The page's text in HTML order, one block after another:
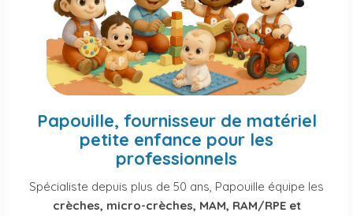
Papouille, fournisseur de matériel
petite enfance pour les
professionnels
Spécialiste depuis plus de 50 ans, Papouille équipe les
crèches, micro-crèches, MAM, RAM/RPE et